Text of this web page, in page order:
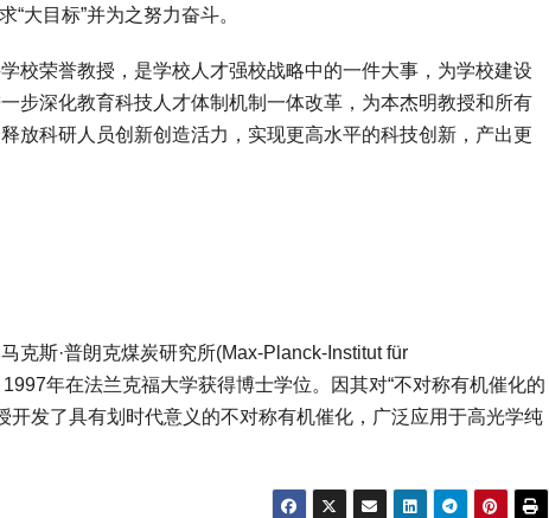
“大目标”并为之努力奋斗。
荣誉教授，是学校人才强校战略中的一件大事，为学校建设
步深化教育科技人才体制机制一体改革，为本杰明教授和所有
放科研人员创新创造活力，实现更高水平的科技创新，产出更
斯·普朗克煤炭研究所(Max-Planck-Institut für
年在法兰克福大学获得博士学位。因其对“不对称有机催化的
开发了具有划时代意义的不对称有机催化，广泛应用于高光学纯